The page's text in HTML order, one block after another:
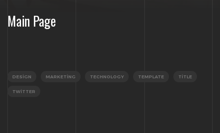
Main Page
DESIGN MARKETING TECHNOLOGY TEMPLATE TITLE
TWITTER